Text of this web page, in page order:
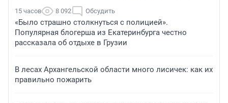
15 часов 8 092 Обсудить
«Было страшно столкнуться с полицией».
Популярная блогерша из Екатеринбурга честно
рассказала об отдыхе в Грузии
В лесах Архангельской области много лисичек: как их
правильно пожарить